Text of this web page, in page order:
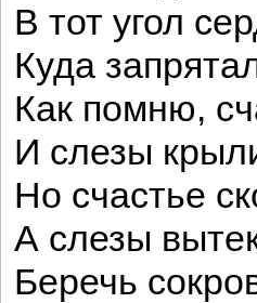
В тот угол
Куда
Как помню,
И слезы
Но счастье
А слезы
Беречь